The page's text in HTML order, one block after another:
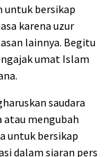
untuk bersikap
karena uzur
lainnya. Begitu
umat Islam
saudara
mengubah
untuk bersikap
dalam siaran pers